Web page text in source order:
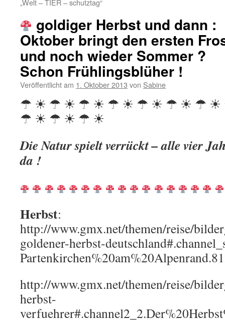
„Welt – TIER – schutztag“
goldiger Herbst und dann :
Oktober bringt den ersten
und noch wieder Sommer ?
Schon Frühlingsblüher !
Veröffentlicht am 1. Oktober 2013 von Sabine
☂ ☀ ☂ ☀ ☂ ☀ ☂ ☀ ☂ ☀ ☂ ☀ ☂
☂ ☀ ☂ ☀ ☂ ☀
Die Natur spielt verrückt – alle vier
da !
Herbst:
http://www.gmx.net/themen/reise/
goldener-herbst-
http://www.gmx.net/themen/reise/
herbst-